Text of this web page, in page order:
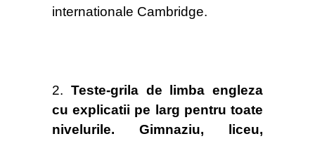
internationale Cambridge.
2. Teste-grila de limba engleza
cu explicatii pe larg pentru toate
nivelurile. Gimnaziu, liceu,